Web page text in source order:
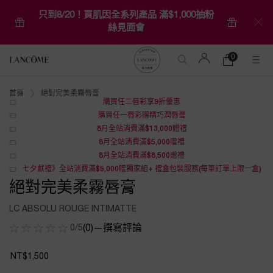
只到8/20！買肌因全系列產品 滿$1,000抽粉
絲見面會
購
0
0 product in
首頁 絕對完美柔霧唇膏
購買任二唇彩享9折優惠
購買任一唇彩贈精巧潤唇膏
8月全站消費滿$13,000贈禮
8月全站消費滿$5,000贈禮
8月全站消費滿$8,500贈禮
七夕獻禮》全站消費滿$5,000贈獨家組+ 禮盒包裝服務(每筆訂單上限一盒)
絕對完美柔霧唇膏
LC ABSOLU ROUGE INTIMATTE
0/5(0) —撰寫評論
NT$1,500